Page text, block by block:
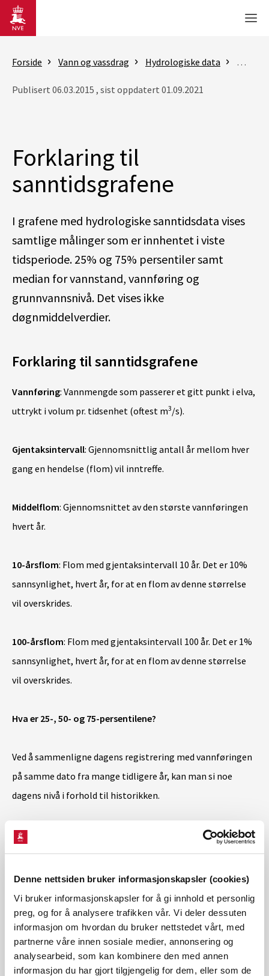
Denne nettsiden bruker informasjonskapsler (cookies)
Vi bruker informasjonskapsler for å gi innhold et personlig
preg, og for å analysere trafikken vår. Vi deler dessuten
informasjon om hvordan du bruker nettstedet vårt, med
partnerne våre innen sosiale medier, annonsering og
analysearbeid, som kan kombinere den med annen
informasjon du har gjort tilgjengelig for dem, eller som de
Gå til hovedinnhold
Forside Vann og vassdrag Hydrologiske data
Publisert 06.03.2015 , sist oppdatert 01.09.2021
Forklaring til
sanntidsgrafene
I grafene med hydrologiske sanntidsdata vises
samtlige målinger som er innhentet i viste
tidsperiode. 25% og 75% persentiler samt
median for vannstand, vannføring og
grunnvannsnivå. Det vises ikke
døgnmiddelverdier.
Forklaring til sanntidsgrafene
Vannføring: Vannmengde som passerer et gitt punkt i elva,
uttrykt i volum pr. tidsenhet (oftest m3/s).
Gjentaksintervall: Gjennomsnittlig antall år mellom hver
gang en hendelse (flom) vil inntreffe.
Middelflom: Gjennomsnittet av den største vannføringen
hvert år.
10-årsflom: Flom med gjentaksintervall 10 år. Det er 10%
sannsynlighet, hvert år, for at en flom av denne størrelse
vil overskrides.
100-årsflom: Flom med gjentaksintervall 100 år. Det er 1%
sannsynlighet, hvert år, for at en flom av denne størrelse
vil overskrides.
Hva er 25-, 50- og 75-persentilene?
Ved å sammenligne dagens registrering med vannføringen
på samme dato fra mange tidligere år, kan man si noe
dagens nivå i forhold til historikken.
Eksempel
periode på 20 år, vil de fem minste vannføringene (25%)
komme under nivået for 25-persentilen, de fem største
(25%) vil være over 75-persentilen, mens de 10
vannføringene i midten (50%) vil ligge mellom 25- og 75-
persentilen.